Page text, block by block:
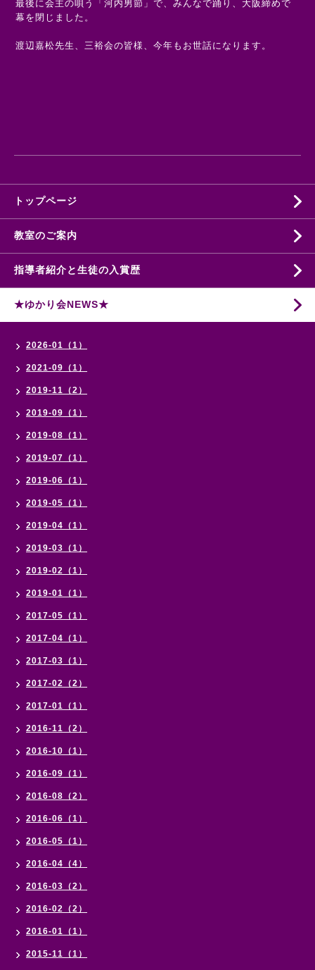
最後に会主の唄う「河内男節」で、みんなで踊り、大阪締めで
幕を閉じました。
渡辺嘉松先生、三裕会の皆様、今年もお世話になります。
トップページ
教室のご案内
指導者紹介と生徒の入賞歴
★ゆかり会NEWS★
2026-01（1）
2021-09（1）
2019-11（2）
2019-09（1）
2019-08（1）
2019-07（1）
2019-06（1）
2019-05（1）
2019-04（1）
2019-03（1）
2019-02（1）
2019-01（1）
2017-05（1）
2017-04（1）
2017-03（1）
2017-02（2）
2017-01（1）
2016-11（2）
2016-10（1）
2016-09（1）
2016-08（2）
2016-06（1）
2016-05（1）
2016-04（4）
2016-03（2）
2016-02（2）
2016-01（1）
2015-11（1）